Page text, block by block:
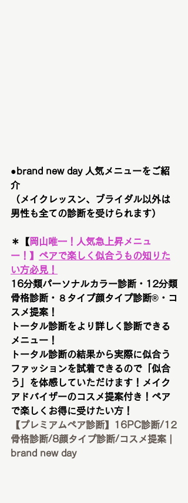
●brand new day 人気メニューをご紹
介
（メイクレッスン、ブライダル以外は
男性も全ての診断を受けられます）
＊【 岡山唯一！ 人気急上昇メニュ
ー！ 】 ペアで楽しく似合うもの知りた
い方必見！
16分類パーソナルカラー診断・12分類
骨格診断・８タイプ顔タイプ診断®︎・コ
スメ提案！
トータル診断をより詳しく診断できる
メニュー！
トータル診断の結果から実際に似合う
ファッションを試着できるので「似合
う」を体感していただけます！メイク
アドバイザーのコスメ提案付き！ペア
で楽しくお得に受けたい方！
【プレミアムペア診断】16PC診断/12
骨格診断/8顔タイプ診断/コスメ提案 |
brand new day